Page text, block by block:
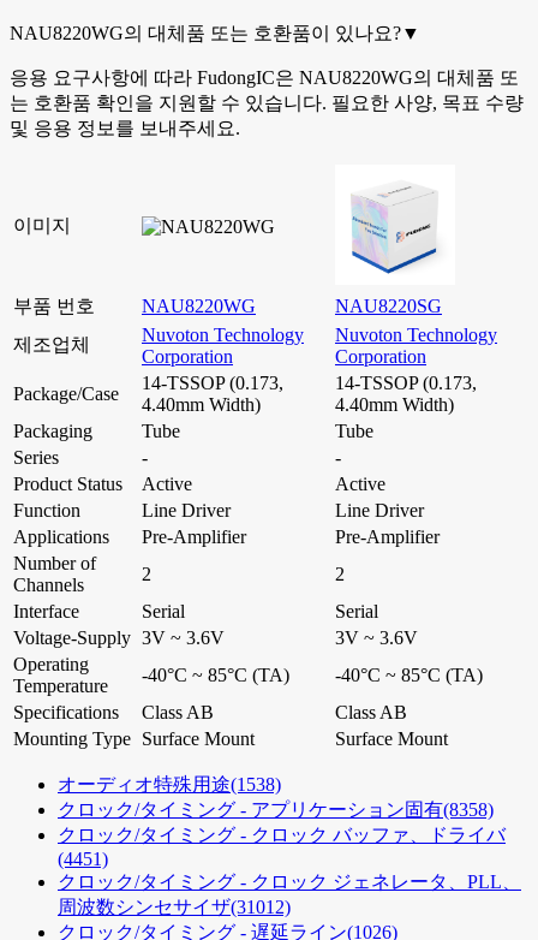
NAU8220WG의 대체품 또는 호환품이 있나요?▼
응용 요구사항에 따라 FudongIC은 NAU8220WG의 대체품 또
는 호환품 확인을 지원할 수 있습니다. 필요한 사양, 목표 수량
및 응용 정보를 보내주세요.
이미지
부품 번호 NAU8220WG
NAU8220SG
제조업체
Nuvoton Technology
Corporation
Nuvoton Technology
Corporation
Package/Case
14-TSSOP (0.173,
4.40mm Width)
14-TSSOP (0.173,
4.40mm Width)
Packaging
Tube
Tube
Series
-
-
Product Status
Active
Active
Function
Line Driver
Line Driver
Applications
Pre-Amplifier
Pre-Amplifier
Number of
Channels
2
2
Interface
Serial
Serial
Voltage-Supply 3V ~ 3.6V
3V ~ 3.6V
Operating
Temperature
-40°C ~ 85°C (TA)
-40°C ~ 85°C (TA)
Specifications
Class AB
Class AB
Mounting Type Surface Mount Surface Mount
オーディオ特殊用途(1538)
クロック/タイミング - アプリケーション固有(8358)
クロック/タイミング - クロック バッファ、ドライバ
(4451)
クロック/タイミング - クロック ジェネレータ、PLL、
周波数シンセサイザ(31012)
クロック/タイミング - 遅延ライン(1026)